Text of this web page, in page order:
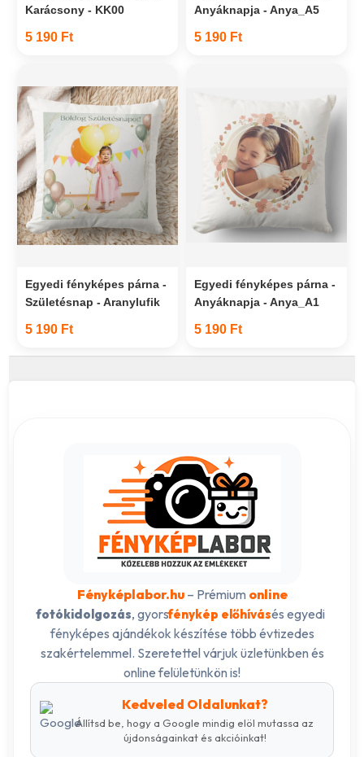
Karácsony - KK00
5 190 Ft
Anyáknapja - Anya_A5
5 190 Ft
Egyedi fényképes párna -
Születésnap - Aranylufik
5 190 Ft
Egyedi fényképes párna -
Anyáknapja - Anya_A1
5 190 Ft
Fényképlabor.hu– Prémium online
fotókidolgozás, gyorsfénykép előhívásés egyedi
fényképes ajándékok készítése több évtizedes
szakértelemmel. Szeretettel várjuk üzletünkben és
online felületünkön is!
Kedveled Oldalunkat?
Állítsd be, hogy a Google mindig elöl mutassa az
újdonságainkat és akcióinkat!